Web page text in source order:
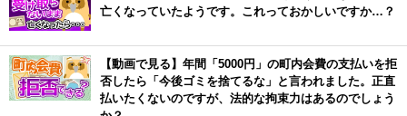
亡くなっていたようです。これっておかしいですか…？
【動画で見る】年間「5000円」の町内会費の支払いを拒
否したら「今後ゴミを捨てるな」と言われました。正直
払いたくないのですが、法的な拘束力はあるのでしょう